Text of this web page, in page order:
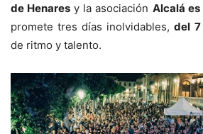
de Henares y la asociación Alcalá es
promete tres días inolvidables,del
de ritmo y talento.